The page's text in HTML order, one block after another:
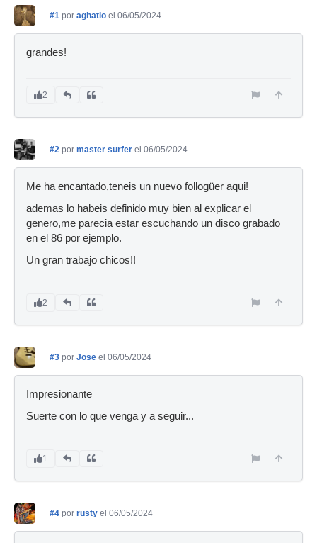
#1 por aghatio el 06/05/2024
grandes!
2
#2 por master surfer el 06/05/2024
Me ha encantado,teneis un nuevo follogüer aqui!
ademas lo habeis definido muy bien al explicar el
genero,me parecia estar escuchando un disco grabado
en el 86 por ejemplo.
Un gran trabajo chicos!!
2
#3 por Jose el 06/05/2024
Impresionante
Suerte con lo que venga y a seguir...
1
#4 por rusty el 06/05/2024